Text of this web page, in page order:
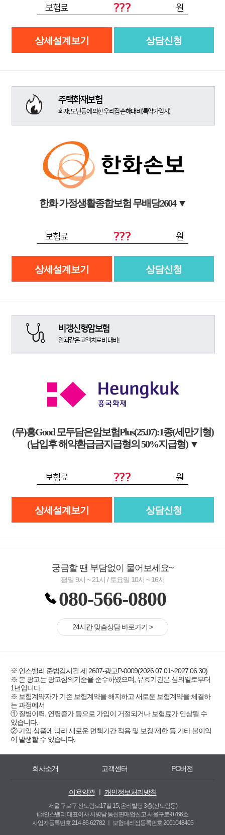
보험료 ??? 원
상세설계보기 상담신청
주택화재보험
화재, 도난등에 의한 우리집 손해대비(특약가입시)
한화 가정생활종합보험 무배당2604 ▼
보험료 ??? 원
상세설계보기 상담신청
비갱신형암보험
암과같은 고액치료비 대비!
(무)흥Good 모두담은암보험Plus(25.07):1종(세만기형)
(납입후 해약환급금지급형의 50%지급형) ▼
보험료 ??? 원
상세설계보기 상담신청
궁금할 땐 부담없이 물어보세요~
평일 9시 ~ 21시 / 토요일 10시 ~ 16시
080-566-0800
24시간 맞춤상담 바로가기 >
※ 인스밸리 준법감시필 제 2607-광고P-0009(2026.07.01~2027.06.30)
※ 본 광고는 광고심의기준을 준수하였으며, 유효기간은 심의일로부터
1년입니다.
※ 보험계약자가 기존 보험계약을 해지하고 새로운 보험계약을 체결하
는 과정에서
① 질병이력, 연령증가 등으로 가입이 거절되거나 보험료가 인상될 수
있습니다.
② 가입 상품에 따라 새로운 면책기간 적용 및 보장 제한 등 기타 불이익
이 발생할 수 있습니다.
회사소개 고객센터 PC버전
이용약관ㅣ 개인정보처리방침
서울 구로구 신도림로17길 15, 온리빌딩 3층(신도림동)
(㈜인스밸리 대표이사 서병남 통신판매업신고 서울구로-0766호
사업자등록번호 214-86-62782 ㅣ 보험대리점등록번호 2001048405